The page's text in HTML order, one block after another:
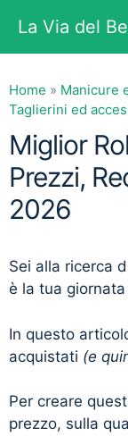
contenuto
La Via del
Home » Manicure
Taglierini ed
Miglior
Prezzi,
2026
Sei alla ricerca
è la tua
In questo
acquistati (e
Per creare
prezzo, sulla